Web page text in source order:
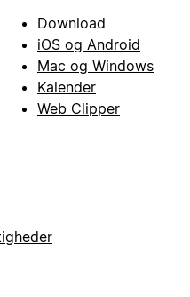
Download
iOS og Android
Mac og Windows
Kalender
Web Clipper